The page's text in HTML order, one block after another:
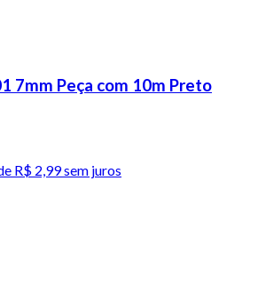
7mm Peça com 10m Preto
R$ 2,99sem juros